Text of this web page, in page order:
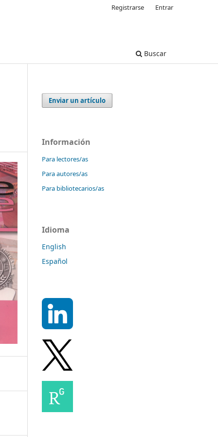
Buscar
Registrarse Entrar
Enviar un artículo
Información
Para lectores/as
Para autores/as
Para bibliotecarios/as
Idioma
English
Español